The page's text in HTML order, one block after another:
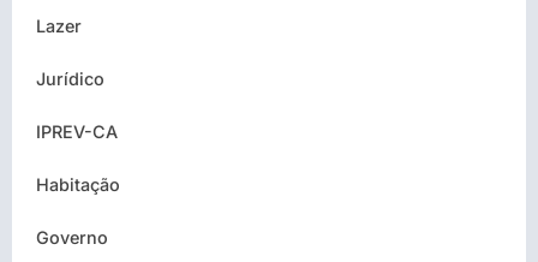
Lazer
Jurídico
IPREV-CA
Habitação
Governo